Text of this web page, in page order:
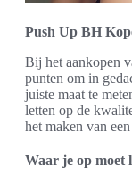
Push Up BH
Bij het aankopen
punten om in
juiste maat te
letten op de
het maken van
Waar je op moet